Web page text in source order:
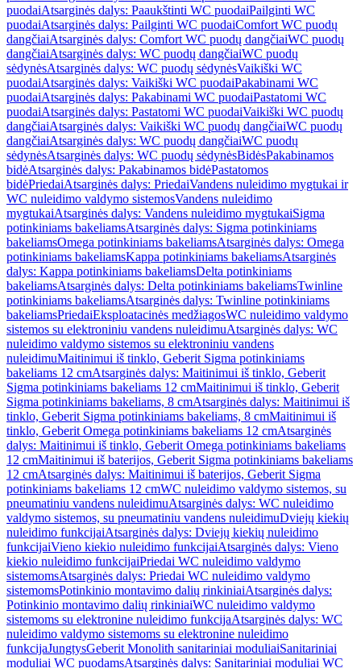
puodaiAtsarginės dalys: Paaukštinti WC puodaiPailginti WC
puodaiAtsarginės dalys: Pailginti WC puodaiComfort WC puodų
dangčiaiAtsarginės dalys: Comfort WC puodų dangčiaiWC puodų
dangčiaiAtsarginės dalys: WC puodų dangčiaiWC puodų
sėdynėsAtsarginės dalys: WC puodų sėdynėsVaikiški WC
puodaiAtsarginės dalys: Vaikiški WC puodaiPakabinami WC
puodaiAtsarginės dalys: Pakabinami WC puodaiPastatomi WC
puodaiAtsarginės dalys: Pastatomi WC puodaiVaikiški WC puodų
dangčiaiAtsarginės dalys: Vaikiški WC puodų dangčiaiWC puodų
dangčiaiAtsarginės dalys: WC puodų dangčiaiWC puodų
sėdynėsAtsarginės dalys: WC puodų sėdynėsBidėsPakabinamos
bidėAtsarginės dalys: Pakabinamos bidėPastatomos
bidėPriedaiAtsarginės dalys: PriedaiVandens nuleidimo mygtukai ir
WC nuleidimo valdymo sistemosVandens nuleidimo
mygtukaiAtsarginės dalys: Vandens nuleidimo mygtukaiSigma
potinkiniams bakeliamsAtsarginės dalys: Sigma potinkiniams
bakeliamsOmega potinkiniams bakeliamsAtsarginės dalys: Omega
potinkiniams bakeliamsKappa potinkiniams bakeliamsAtsarginės
dalys: Kappa potinkiniams bakeliamsDelta potinkiniams
bakeliamsAtsarginės dalys: Delta potinkiniams bakeliamsTwinline
potinkiniams bakeliamsAtsarginės dalys: Twinline potinkiniams
bakeliamsPriedaiEksploatacinės medžiagosWC nuleidimo valdymo
sistemos su elektroniniu vandens nuleidimuAtsarginės dalys: WC
nuleidimo valdymo sistemos su elektroniniu vandens
nuleidimuMaitinimui iš tinklo, Geberit Sigma potinkiniams
bakeliams 12 cmAtsarginės dalys: Maitinimui iš tinklo, Geberit
Sigma potinkiniams bakeliams 12 cmMaitinimui iš tinklo, Geberit
Sigma potinkiniams bakeliams, 8 cmAtsarginės dalys: Maitinimui iš
tinklo, Geberit Sigma potinkiniams bakeliams, 8 cmMaitinimui iš
tinklo, Geberit Omega potinkiniams bakeliams 12 cmAtsarginės
dalys: Maitinimui iš tinklo, Geberit Omega potinkiniams bakeliams
12 cmMaitinimui iš baterijos, Geberit Sigma potinkiniams bakeliams
12 cmAtsarginės dalys: Maitinimui iš baterijos, Geberit Sigma
potinkiniams bakeliams 12 cmWC nuleidimo valdymo sistemos, su
pneumatiniu vandens nuleidimuAtsarginės dalys: WC nuleidimo
valdymo sistemos, su pneumatiniu vandens nuleidimuDviejų kiekių
nuleidimo funkcijaiAtsarginės dalys: Dviejų kiekių nuleidimo
funkcijaiVieno kiekio nuleidimo funkcijaiAtsarginės dalys: Vieno
kiekio nuleidimo funkcijaiPriedai WC nuleidimo valdymo
sistemomsAtsarginės dalys: Priedai WC nuleidimo valdymo
sistemomsPotinkinio montavimo dalių rinkiniaiAtsarginės dalys:
Potinkinio montavimo dalių rinkiniaiWC nuleidimo valdymo
sistemoms su elektronine nuleidimo funkcijaAtsarginės dalys: WC
nuleidimo valdymo sistemoms su elektronine nuleidimo
funkcijaJungtysGeberit Monolith sanitariniai moduliaiSanitariniai
moduliai WC puodamsAtsarginės dalys: Sanitariniai moduliai WC